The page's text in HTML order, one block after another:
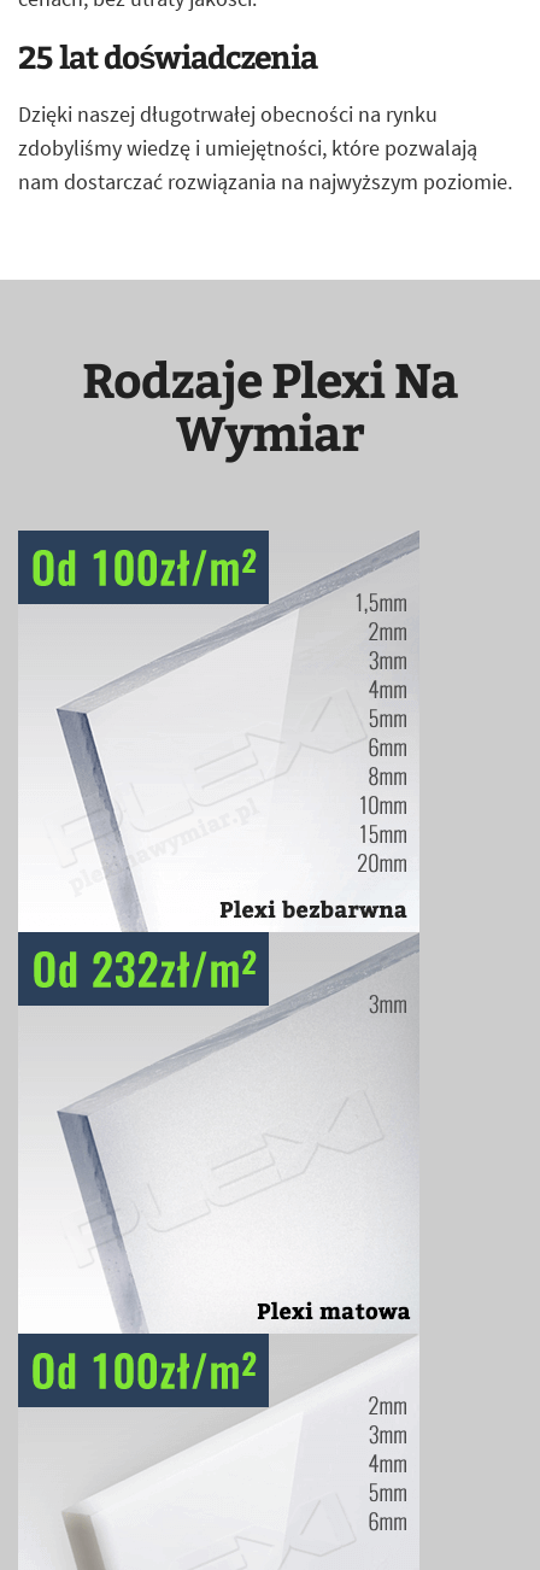
25 lat doświadczenia
Dzięki naszej długotrwałej obecności na rynku
zdobyliśmy wiedzę i umiejętności, które pozwalają
nam dostarczać rozwiązania na najwyższym poziomie.
Rodzaje Plexi Na
Wymiar